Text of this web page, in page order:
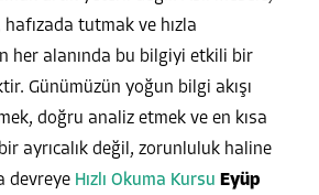
tutmak ve hızla
her alanında bu bilgiyi etkili bir
Günümüzün yoğun bilgi akışı
doğru analiz etmek ve en kısa
ayrıcalık değil, zorunluluk haline
devreye Hızlı Okuma Kursu Eyüp